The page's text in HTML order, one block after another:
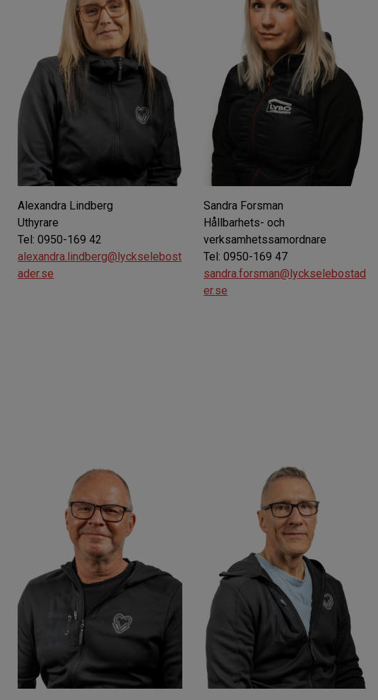
Alexandra Lindberg
Uthyrare
Tel: 0950-169 42
alexandra.lindberg@lyckselebost
ader.se
Sandra Forsman
Hållbarhets- och
verksamhetssamordnare
Tel: 0950-169 47
sandra.forsman@lyckselebostad
er.se